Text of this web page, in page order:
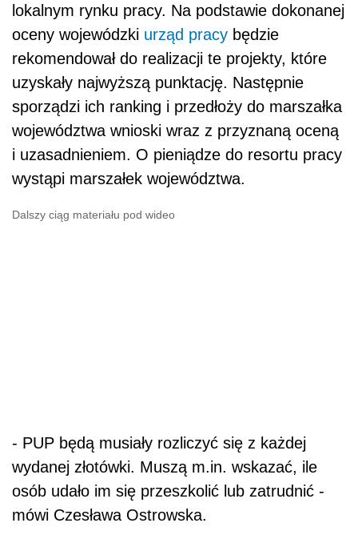
lokalnym rynku pracy. Na podstawie dokonanej
oceny wojewódzki urząd pracy będzie
rekomendował do realizacji te projekty, które
uzyskały najwyższą punktację. Następnie
sporządzi ich ranking i przedłoży do marszałka
województwa wnioski wraz z przyznaną oceną
i uzasadnieniem. O pieniądze do resortu pracy
wystąpi marszałek województwa.
Dalszy ciąg materiału pod wideo
- PUP będą musiały rozliczyć się z każdej
wydanej złotówki. Muszą m.in. wskazać, ile
osób udało im się przeszkolić lub zatrudnić -
mówi Czesława Ostrowska.